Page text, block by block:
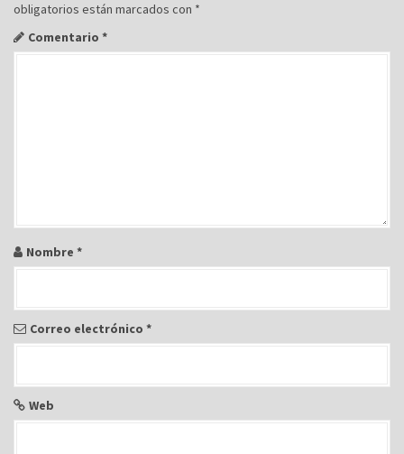
obligatorios están marcados con *
Comentario *
Nombre *
Correo electrónico *
Web